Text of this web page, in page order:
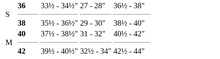
S
36
38
33½ - 34½"
35½ - 36½"
27 - 28"
29 - 30"
36½ - 38"
38½ - 40"
M
40
42
37½ - 38½"
39½ - 40½"
31 - 32"
32½ - 34"
40½ - 42"
42½ - 44"